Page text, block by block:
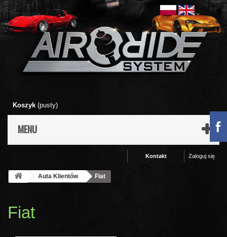
Koszyk (pusty)
MENU
Zaloguj się
Kontakt
Auta Klientów Fiat
Fiat